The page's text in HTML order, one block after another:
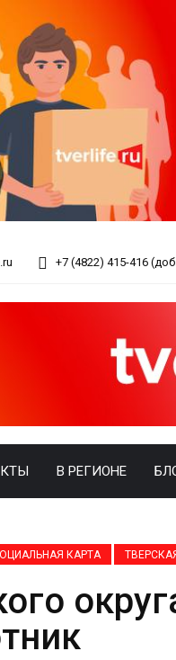
+7 (4822) 415-416
В РЕГИОНЕ
КАРТА